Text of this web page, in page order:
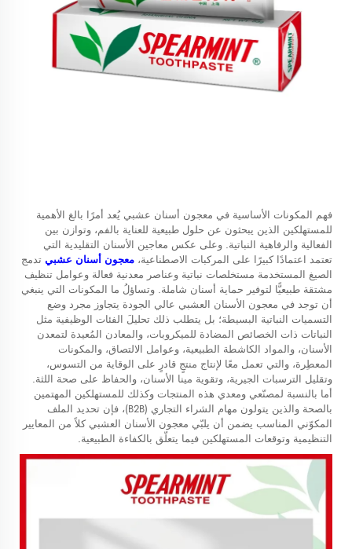
فهم المكونات الأساسية في معجون أسنان عشبي يُعد أمرًا بالغ الأهمية
للمستهلكين الذين يبحثون عن حلول طبيعية للعناية بالفم، وتوازن بين
الفعالية والرفاهية النباتية. وعلى عكس معاجين الأسنان التقليدية التي
تعتمد اعتمادًا كبيرًا على المركبات الاصطناعية، معجون أسنان عشبي تدمج
الصيغ المستخدمة مستخلصات نباتية وعناصر معدنية فعالة وعوامل تنظيف
مشتقة طبيعيًّا لتوفير حماية أسنان شاملة. وتساؤلُ ما المكونات التي ينبغي
أن توجد في معجون الأسنان العشبي عالي الجودة يتجاوز مجرد وضع
التسميات النباتية البسيطة؛ بل يتطلب ذلك تحليلَ الفئات الوظيفية مثل
النباتات ذات الخصائص المضادة للميكروبات، والمعادن المُعيدة لتمعدن
الأسنان، والمواد الكاشطة الطبيعية، وعوامل الالتصاق، والمكونات
المعطِرة، والتي تعمل معًا لإنتاج منتجٍ قادرٍ على الوقاية من التسوس،
وتقليل الترسبات الجيرية، وتقوية مينا الأسنان، والحفاظ على صحة اللثة.
أما بالنسبة لمصنّعي ومعدي هذه المنتجات وكذلك للمستهلكين المهتمين
بالصحة والذين يتولون مهام الشراء التجاري (B2B)، فإن تحديد الملف
المكوّني المناسب يضمن أن يلبّي معجون الأسنان العشبي كلاً من المعايير
التنظيمية وتوقعات المستهلكين فيما يتعلّق بالكفاءة الطبيعية.